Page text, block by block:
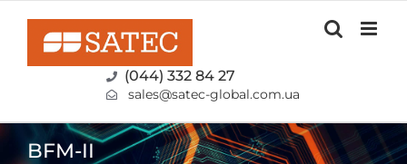
content
(044) 332 84 27
sales@satec-global.com.ua
BFM-II